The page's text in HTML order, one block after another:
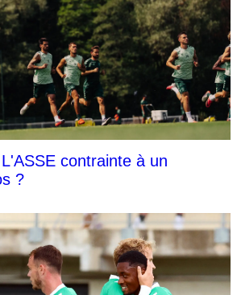
contrainte à un
?